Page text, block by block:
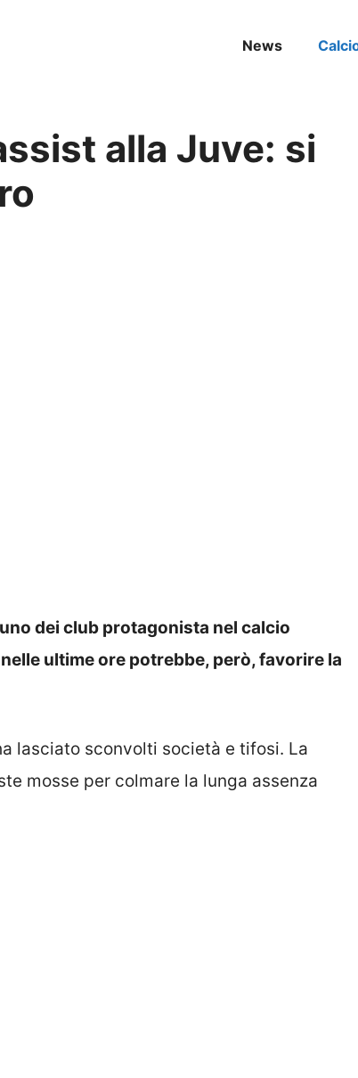
News
alla Juve: si
dei club protagonista nel calcio
ultime ore potrebbe, però, favorire la
lasciato sconvolti società e tifosi. La
mosse per colmare la lunga assenza